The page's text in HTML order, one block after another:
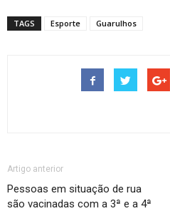
TAGS Esporte Guarulhos
Artigo anterior
Pessoas em situação de rua
são vacinadas com a 3ª e a 4ª